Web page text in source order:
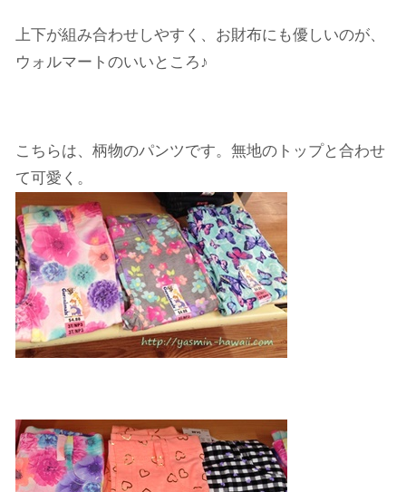
上下が組み合わせしやすく、お財布にも優しいのが、
ウォルマートのいいところ♪
こちらは、柄物のパンツです。無地のトップと合わせ
て可愛く。